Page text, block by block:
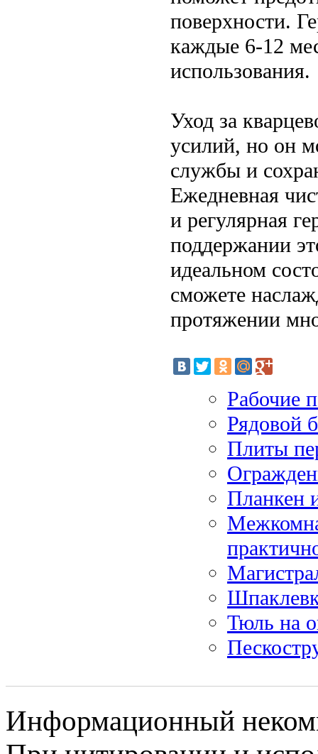
поверхности.
каждые 6-12
использования.
Уход за
усилий, но он
службы и
Ежедневная
и регулярная
поддержании
идеальном
сможете
протяжении
Рабочие
Рядовой
Плиты
Планкен
Тюль на
Информационный